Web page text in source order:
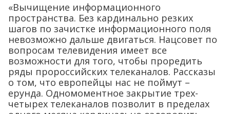
«Вычищение информационного
пространства. Без кардинально резких
шагов по зачистке информационного поля
невозможно дальше двигаться. Нацсовет по
вопросам телевидения имеет все
возможности для того, чтобы проредить
ряды пророссийских телеканалов. Рассказы
о том, что европейцы нас не поймут –
ерунда. Одномоментное закрытие трех-
четырех телеканалов позволит в пределах